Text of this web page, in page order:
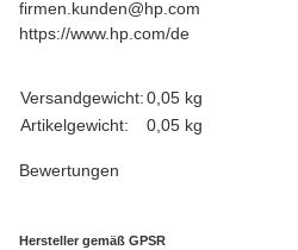
firmen.kunden@hp.com
https://www.hp.com/de
Produkteigenschaft
Wert
Versandgewicht:0,05 kg
Artikelgewicht:
0,05 kg
Bewertungen
Hersteller gemäß GPSR